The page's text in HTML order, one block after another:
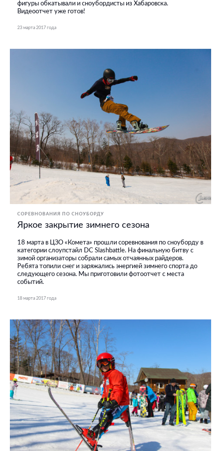
фигуры обкатывали и сноубордисты из Хабаровска.
Видеоотчет уже готов!
23 марта 2017 года
СОРЕВНОВАНИЯ ПО СНОУБОРДУ
Яркое закрытие зимнего сезона
18 марта в ЦЗО «Комета» прошли соревнования по сноуборду в
категории слоупстайл DC Slashbattle. На финальную битву с
зимой организаторы собрали самых отчаянных райдеров.
Ребята топили снег и заряжались энергией зимнего спорта до
следующего сезона. Мы приготовили фотоотчет с места
событий.
18 марта 2017 года